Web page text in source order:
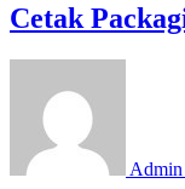
Cetak